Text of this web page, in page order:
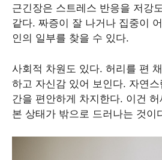
근긴장은 스트레스 반응을 저강
같다. 짜증이 잘 나거나 집중이
인의 일부를 찾을 수 있다.
사회적 차원도 있다. 허리를 편
하고 자신감 있어 보인다. 자연
간을 편안하게 차지한다. 이건
본 상태가 밖으로 드러나는 것이